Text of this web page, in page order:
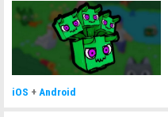
iOS +Android